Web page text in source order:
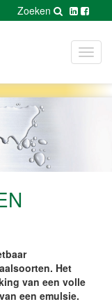
Zoeken
Het
van een volle
een emulsie.